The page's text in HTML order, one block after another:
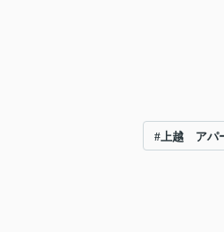
#上越 アパ